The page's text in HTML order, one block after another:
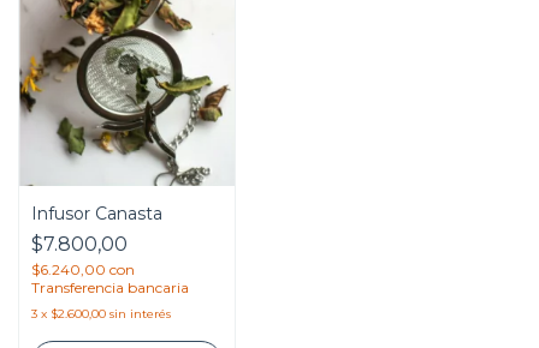
Infusor Canasta
$7.800,00
$6.240,00 con
Transferencia bancaria
3 x $2.600,00 sin interés